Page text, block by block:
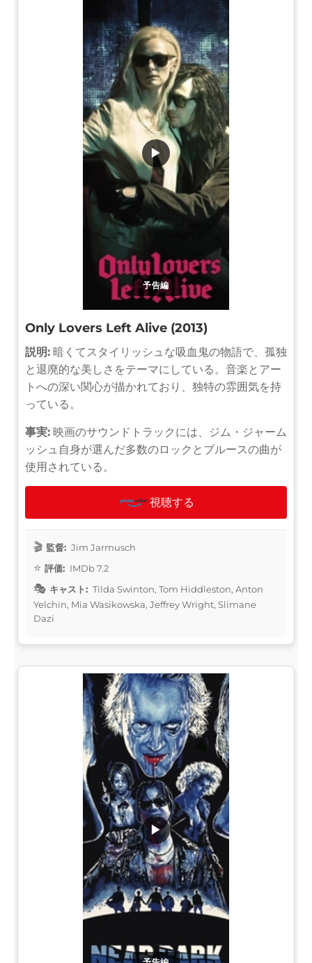
予告編
▶
Only Lovers Left Alive (2013)
説明: 暗くてスタイリッシュな吸血鬼の物語で、孤独
と退廃的な美しさをテーマにしている。音楽とアー
トへの深い関心が描かれており、独特の雰囲気を持
っている。
事実: 映画のサウンドトラックには、ジム・ジャーム
ッシュ自身が選んだ多数のロックとブルースの曲が
使用されている。
視聴する
監督: Jim Jarmusch
評価: IMDb 7.2
キャスト: Tilda Swinton, Tom Hiddleston, Anton
Yelchin, Mia Wasikowska, Jeffrey Wright, Slimane
Dazi
▶